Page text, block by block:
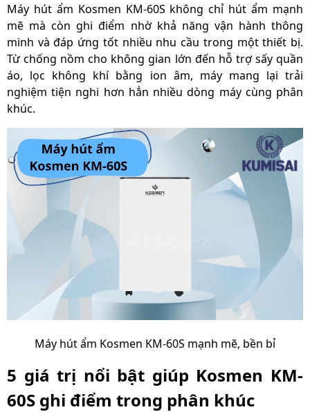
Máy hút ẩm Kosmen KM-60S không chỉ hút ẩm mạnh
mẽ mà còn ghi điểm nhờ khả năng vận hành thông
minh và đáp ứng tốt nhiều nhu cầu trong một thiết bị.
Từ chống nồm cho không gian lớn đến hỗ trợ sấy quần
áo, lọc không khí bằng ion âm, máy mang lại trải
nghiệm tiện nghi hơn hẳn nhiều dòng máy cùng phân
khúc.
Máy hút ẩm Kosmen KM-60S mạnh mẽ, bền bỉ
5 giá trị nổi bật giúp Kosmen KM-
60S ghi điểm trong phân khúc
Nhiệt độ hoạt động
5 – 38°C
Chất làm lạnh
R410a
Dung tích bình nước
8 lít
Kích thước sản phẩm
423 × 312 × 682 mm
Trọng lượng sản
phẩm
Có
Xuất xứ